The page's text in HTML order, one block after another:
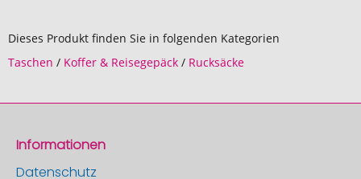
Dieses Produkt finden Sie in folgenden Kategorien
Taschen / Koffer & Reisegepäck / Rucksäcke
Informationen
Datenschutz